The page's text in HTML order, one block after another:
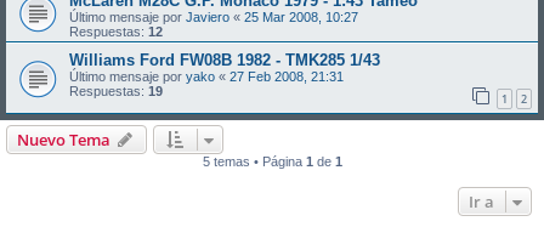
Último mensaje por Javiero « 25 Mar 2008, 10:27
Respuestas: 12
Williams Ford FW08B 1982 - TMK285 1/43
Último mensaje por yako « 27 Feb 2008, 21:31
Respuestas: 19 1 2
Nuevo Tema
5 temas • Página 1 de 1
Ir a